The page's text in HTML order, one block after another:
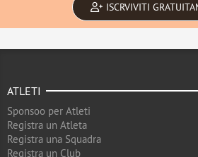
ISCRVIVITI
ATLETI
Sponsoo per Atleti
Registra un Atleta
Registra una Squadra
Registra un Club